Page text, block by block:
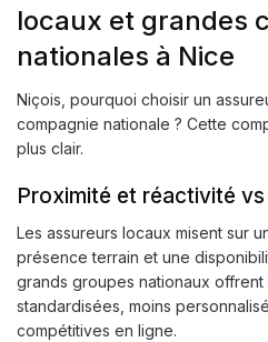
locaux et grandes
nationales à Nice
Niçois, pourquoi choisir un
compagnie nationale ? Cette
plus clair.
Proximité et réactivité
Les assureurs locaux misent sur
présence terrain et une
grands groupes nationaux
standardisées, moins
compétitives en ligne.